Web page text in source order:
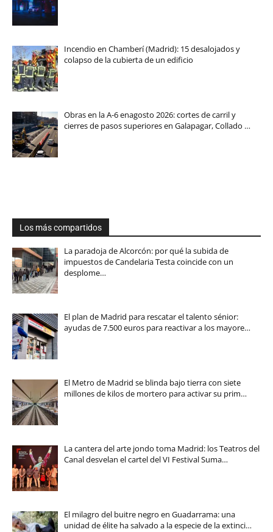
Incendio en Chamberí (Madrid): 15 desalojados y
colapso de la cubierta de un edificio
Obras en la A-6 enagosto 2026: cortes de carril y
cierres de pasos superiores en Galapagar, Collado …
Los más compartidos
La paradoja de Alcorcón: por qué la subida de
impuestos de Candelaria Testa coincide con un
desplome…
El plan de Madrid para rescatar el talento sénior:
ayudas de 7.500 euros para reactivar a los mayore…
El Metro de Madrid se blinda bajo tierra con siete
millones de kilos de mortero para activar su prim…
La cantera del arte jondo toma Madrid: los Teatros del
Canal desvelan el cartel del VI Festival Suma…
El milagro del buitre negro en Guadarrama: una
unidad de élite ha salvado a la especie de la extinci…